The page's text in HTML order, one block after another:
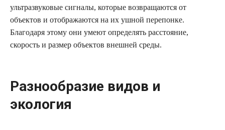
ультразвуковые сигналы, которые возвращаются от
объектов и отображаются на их ушной перепонке.
Благодаря этому они умеют определять расстояние,
скорость и размер объектов внешней среды.
Разнообразие видов и
экология